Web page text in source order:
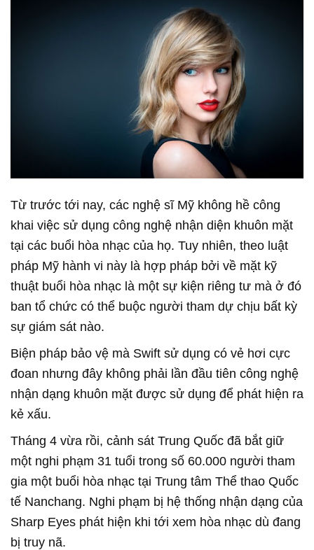
Từ trước tới nay, các nghệ sĩ Mỹ không hề công
khai việc sử dụng công nghệ nhận diện khuôn mặt
tại các buổi hòa nhạc của họ. Tuy nhiên, theo luật
pháp Mỹ hành vi này là hợp pháp bởi về mặt kỹ
thuật buổi hòa nhạc là một sự kiện riêng tư mà ở đó
ban tổ chức có thể buộc người tham dự chịu bất kỳ
sự giám sát nào.
Biện pháp bảo vệ mà Swift sử dụng có vẻ hơi cực
đoan nhưng đây không phải lần đầu tiên công nghệ
nhận dạng khuôn mặt được sử dụng để phát hiện ra
kẻ xấu.
Tháng 4 vừa rồi, cảnh sát Trung Quốc đã bắt giữ
một nghi phạm 31 tuổi trong số 60.000 người tham
gia một buổi hòa nhạc tại Trung tâm Thể thao Quốc
tế Nanchang. Nghi phạm bị hệ thống nhận dạng của
Sharp Eyes phát hiện khi tới xem hòa nhạc dù đang
bị truy nã.